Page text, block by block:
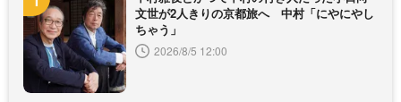
文世が2人きりの京都旅へ 中村「にやにやし
ちゃう」
2026/8/5 12:00